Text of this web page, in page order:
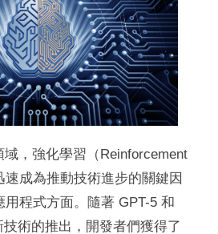
，強化學習（Reinforcement
速成為推動技術進步的關鍵因
程式方面。隨著 GPT-5 和
術的推出，開發者們獲得了